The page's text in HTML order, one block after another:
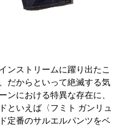
ンストリームに躍り出たこ
だからといって絶滅する気
ンにおける特異な存在に、
といえば〈フミト ガンリュ
定番のサルエルパンツをベ